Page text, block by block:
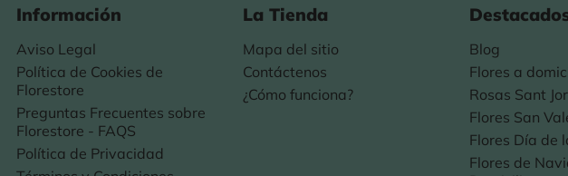
Información
Aviso Legal
Política de Cookies de
Florestore
Preguntas Frecuentes sobre
Florestore - FAQS
Política de Privacidad
La Tienda
Mapa del sitio
Contáctenos
¿Cómo funciona?
Blog
Flores a
Rosas Sant
Flores San
Flores Día de
Flores de